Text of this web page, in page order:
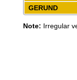
GERUND
Note: Irregular